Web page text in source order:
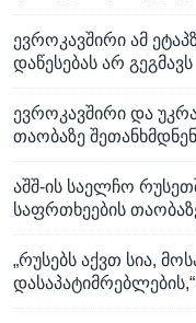
ევროკავშირი ამ
დაწესებას არ გეგმავს
ევროკავშირი და
თაობაზე შეთანხმდნენ
აშშ-ის საელჩო
საფრთხეების
„რუსებს აქვთ სია,